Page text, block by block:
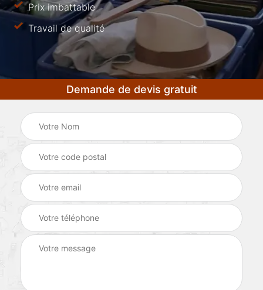
Prix imbattable
Travail de qualité
Demande de devis gratuit